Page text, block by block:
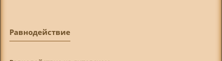
Равнодействие